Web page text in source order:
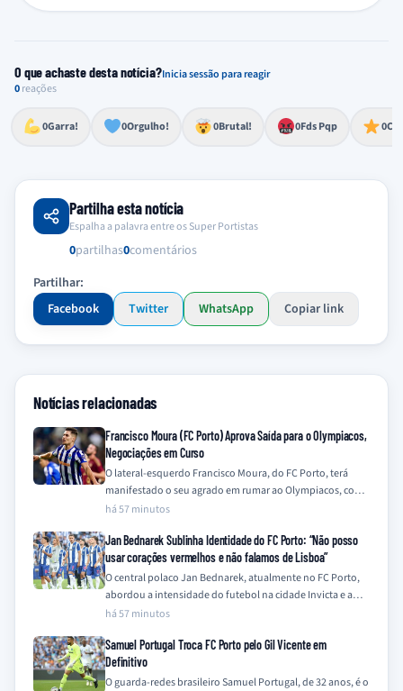
O que achaste desta notícia?Inicia sessão para reagir
0reações
0Garra!
Esforço, determinação, aprovação forte
0Orgulho!
Lealdade, amor clubístico, sentimento profundo
0Brutal!
Impressionante, chocante, de grande impacto 0Fds Pqp
Reação de desespero, raiva, frustração ou espanto extremo 0
Excelência, destaque, o melhor
Partilha esta notícia
Espalha a palavra entre os Super Portistas
0partilhas0comentários
Partilhar:
Facebook
Twitter WhatsApp Copiar link
Notícias relacionadas
Francisco Moura (FC Porto) Aprova Saída para o Olympiacos,
Negociações em Curso
O lateral-esquerdo Francisco Moura, do FC Porto, terá
manifestado o seu agrado em rumar ao Olympiacos, com
as negociações entre os clubes…
há 57 minutos
Jan Bednarek Sublinha Identidade do FC Porto: “Não posso
usar corações vermelhos e não falamos de Lisboa”
O central polaco Jan Bednarek, atualmente no FC Porto,
abordou a intensidade do futebol na cidade Invicta e a
rivalidade com a…
há 57 minutos
Samuel Portugal Troca FC Porto pelo Gil Vicente em
Definitivo
O guarda-redes brasileiro Samuel Portugal, de 32 anos, é o